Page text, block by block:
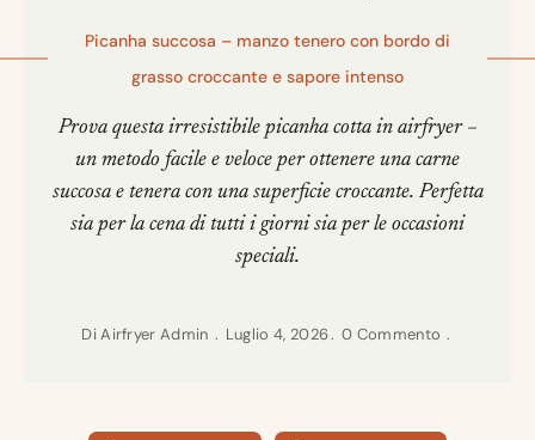
Picanha succosa – manzo tenero con bordo di
grasso croccante e sapore intenso
Prova questa irresistibile picanha cotta in airfryer –
un metodo facile e veloce per ottenere una carne
succosa e tenera con una superficie croccante. Perfetta
sia per la cena di tutti i giorni sia per le occasioni
speciali.
DiAirfryer Admin Luglio 4, 2026 0 Commento